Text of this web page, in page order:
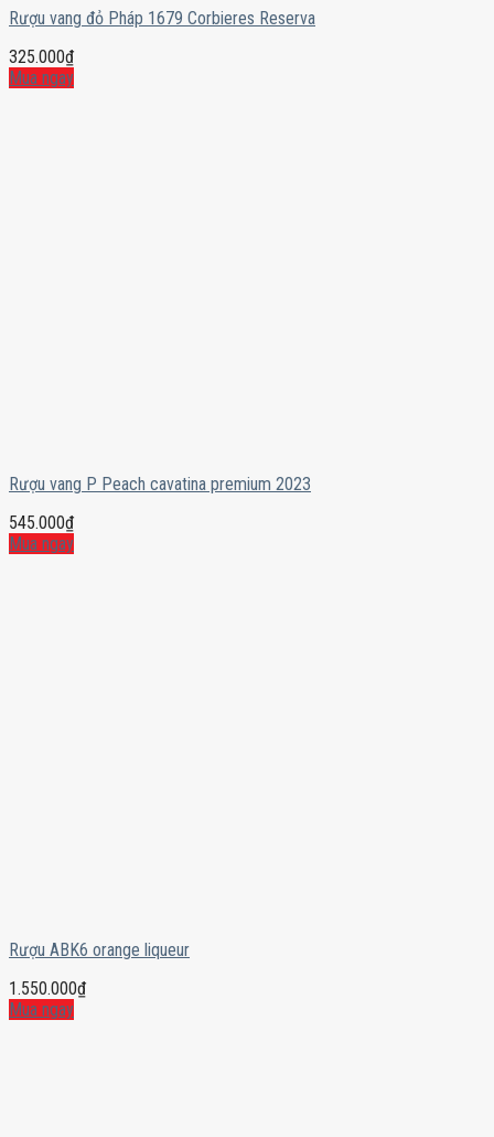
Rượu vang đỏ Pháp 1679 Corbieres Reserva
325.000₫
Mua ngay
Rượu vang P Peach cavatina premium 2023
545.000₫
Mua ngay
Rượu ABK6 orange liqueur
1.550.000₫
Mua ngay